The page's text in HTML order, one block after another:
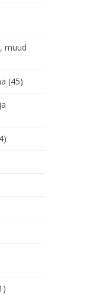
muud
(45)